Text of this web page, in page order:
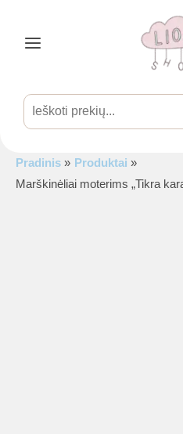
turinio
Products
search
Pradinis
Produktai
Marškinėliai moterims „Tikra